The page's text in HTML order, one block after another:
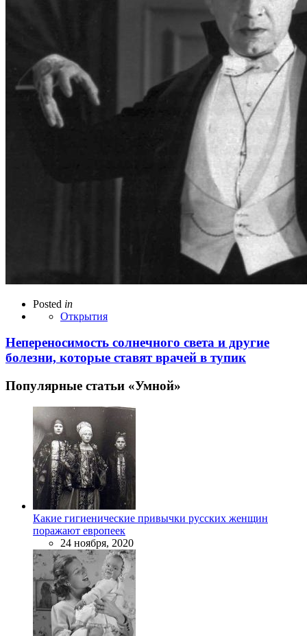
Posted in
Открытия
Непереносимость солнечного света и другие
болезни, которые ставят врачей в тупик
Популярные статьи «Умной»
Какие гигиенические привычки русских женщин
поражают европеек
24 ноября, 2020